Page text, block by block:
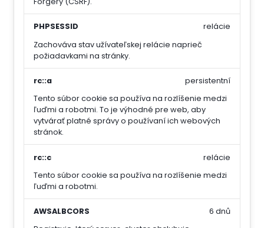
PHPSESSID
Zachováva stav užívateľskej relácie naprieč
požiadavkami na stránky.
relácie
rc::a
Tento súbor cookie sa používa na rozlíšenie medzi
ľuďmi a robotmi. To je výhodné pre web, aby
vytvárať platné správy o používaní ich webových
stránok.
persistentní
rc::c
Tento súbor cookie sa používa na rozlíšenie medzi
ľuďmi a robotmi.
relácie
AWSALBCORS
6 dnů